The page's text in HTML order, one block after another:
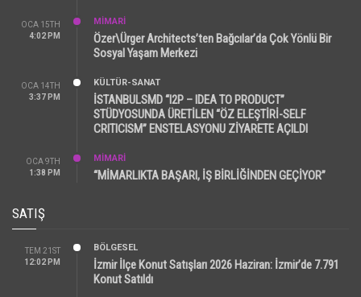
OCA 15TH
4:02 PM
MİMARİ
Özer\Ürger Architects’ten Bağcılar’da Çok Yönlü Bir
Sosyal Yaşam Merkezi
OCA 14TH
3:37 PM
KÜLTÜR-SANAT
İSTANBULSMD “I2P – IDEA TO PRODUCT”
STÜDYOSUNDA ÜRETİLEN “ÖZ ELEŞTİRİ-SELF
CRITICISM” ENSTELASYONU ZİYARETE AÇILDI
OCA 9TH
1:38 PM
MİMARİ
“MİMARLIKTA BAŞARI, İŞ BİRLİĞİNDEN GEÇİYOR”
SATIŞ
TEM 21ST
12:02 PM
BÖLGESEL
İzmir İlçe Konut Satışları 2026 Haziran: İzmir’de 7.791
Konut Satıldı